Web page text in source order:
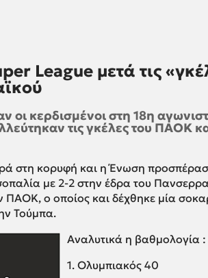
League μετά τις
οι κερδισμένοι στη 18η
τις γκέλες του ΠΑΟΚ
στη κορυφή και η Ένωση
με 2-2 στην έδρα του
ΠΑΟΚ, ο οποίος και δέχθηκε μία
Τούμπα.
Αναλυτικά η βαθμολογία :
1. Ολυμπιακός 40